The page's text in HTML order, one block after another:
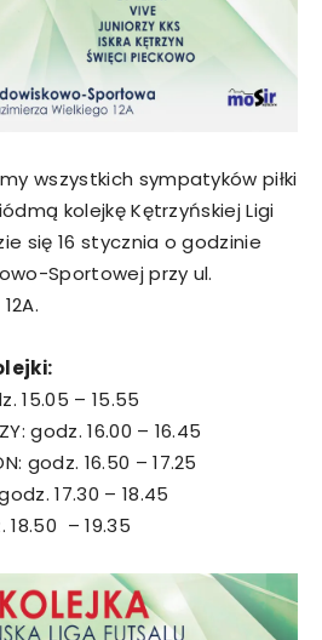
wszystkich sympatyków piłki
kolejkę Kętrzyńskiej Ligi
się 16 stycznia o godzinie
Sportowej przy ul.
15.05 – 15.55
godz. 16.00 – 16.45
godz. 16.50 – 17.25
17.30 – 18.45
18.50 – 19.35